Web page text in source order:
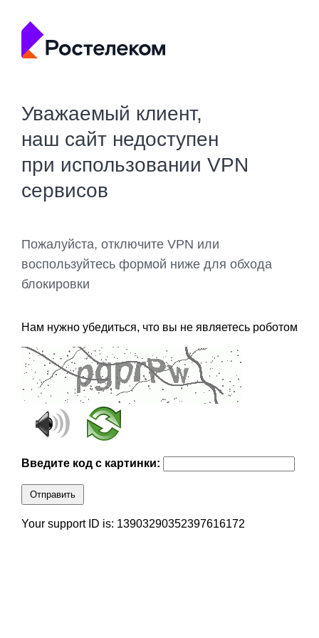
Уважаемый клиент,
наш сайт недоступен
при использовании VPN
сервисов
Пожалуйста, отключите VPN или
воспользуйтесь формой ниже для обхода
блокировки
Нам нужно убедиться, что вы не являетесь роботом
Введите код с картинки:
Отправить
Your support ID is: 13903290352397616172